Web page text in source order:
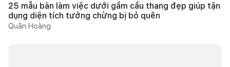
25 mẫu bàn làm việc dưới gầm cầu thang đẹp giúp tận
dụng diện tích tưởng chừng bị bỏ quên
Quân Hoàng